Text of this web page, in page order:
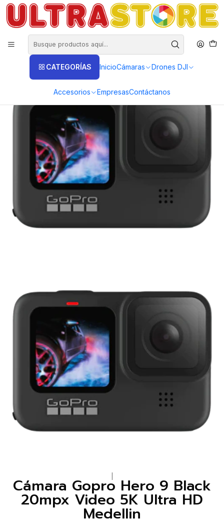
CATEGORÍAS InicioCámaras Drones DJI
Accesorios EmpresasContáctanos
DISTRIBUIDORES EXCLUSIVOS INSTA360, GOPRO, DJI
Inicio Fotografía y Video Cámaras de Acción y Deporte
Cámaras GoPro
Cámara Gopro Hero 9 Black 20mpx Video 5K Ultra HD Medellin
Cámara Gopro Hero 9 Black
20mpx Video 5K Ultra HD
Medellin